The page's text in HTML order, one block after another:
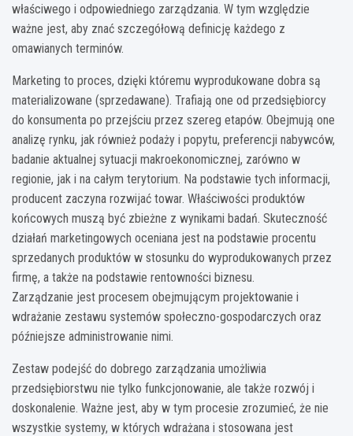
właściwego i odpowiedniego zarządzania. W tym względzie
ważne jest, aby znać szczegółową definicję każdego z
omawianych terminów.
Marketing to proces, dzięki któremu wyprodukowane dobra są
materializowane (sprzedawane). Trafiają one od przedsiębiorcy
do konsumenta po przejściu przez szereg etapów. Obejmują one
analizę rynku, jak również podaży i popytu, preferencji nabywców,
badanie aktualnej sytuacji makroekonomicznej, zarówno w
regionie, jak i na całym terytorium. Na podstawie tych informacji,
producent zaczyna rozwijać towar. Właściwości produktów
końcowych muszą być zbieżne z wynikami badań. Skuteczność
działań marketingowych oceniana jest na podstawie procentu
sprzedanych produktów w stosunku do wyprodukowanych przez
firmę, a także na podstawie rentowności biznesu.
Zarządzanie jest procesem obejmującym projektowanie i
wdrażanie zestawu systemów społeczno-gospodarczych oraz
późniejsze administrowanie nimi.
Zestaw podejść do dobrego zarządzania umożliwia
przedsiębiorstwu nie tylko funkcjonowanie, ale także rozwój i
doskonalenie. Ważne jest, aby w tym procesie zrozumieć, że nie
wszystkie systemy, w których wdrażana i stosowana jest